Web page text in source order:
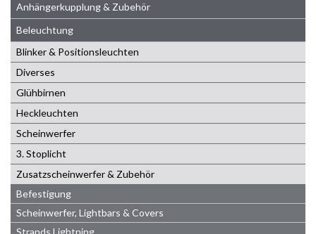
Anhängerkupplung & Zubehör
Beleuchtung
Blinker & Positionsleuchten
Diverses
Glühbirnen
Heckleuchten
Scheinwerfer
3. Stoplicht
Zusatzscheinwerfer & Zubehör
Befestigung
Scheinwerfer, Lightbars & Covers
Strands Lightning